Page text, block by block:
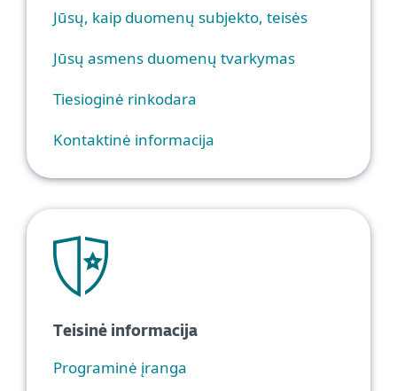
Jūsų, kaip duomenų subjekto, teisės
Jūsų asmens duomenų tvarkymas
Tiesioginė rinkodara
Kontaktinė informacija
Teisinė informacija
Programinė įranga